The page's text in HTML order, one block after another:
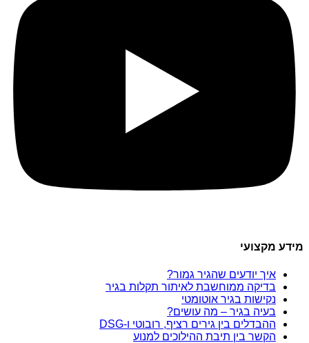
מידע מקצועי
איך יודעים שהגיר גמור?
בדיקה ממוחשבת לאיתור תקלות בגיר
נקישות בגיר אוטומטי
בעיה בגיר – מה עושים?
ההבדלים בין גירים רציף, רובוטי ו-DSG
הקשר בין תיבת ההילוכים למנוע